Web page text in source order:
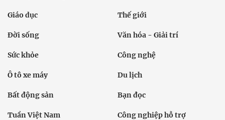
Giáo dục Thế giới
Đời sống Văn hóa - Giải trí
Sức khỏe Công nghệ
Ô tô xe máy Du lịch
Bất động sản Bạn đọc
Tuần Việt Nam Công nghiệp hỗ trợ